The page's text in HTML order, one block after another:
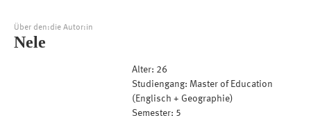
Über den:die Autor:in
Nele
Alter: 26
Studiengang: Master of Education
(Englisch + Geographie)
Semester: 5